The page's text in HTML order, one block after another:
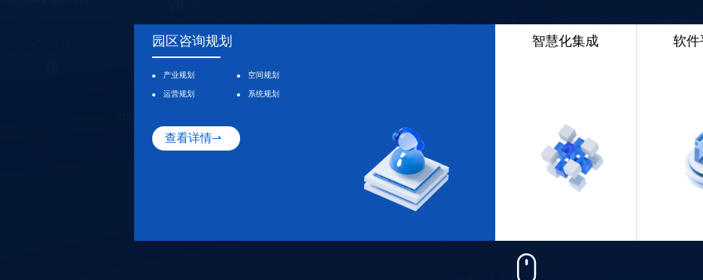
园区咨询规划
产业规划 空间规划
运营规划 系统规划
查看详情⇀
智慧化集成 软件